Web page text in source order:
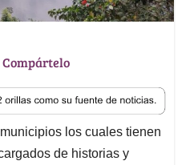
TCompártelo
los cuales tienen
de historias y